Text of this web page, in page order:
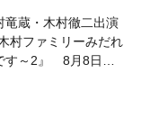
竜蔵・木村徹二出演
村ファミリーみだれ
す～2』 8月8日